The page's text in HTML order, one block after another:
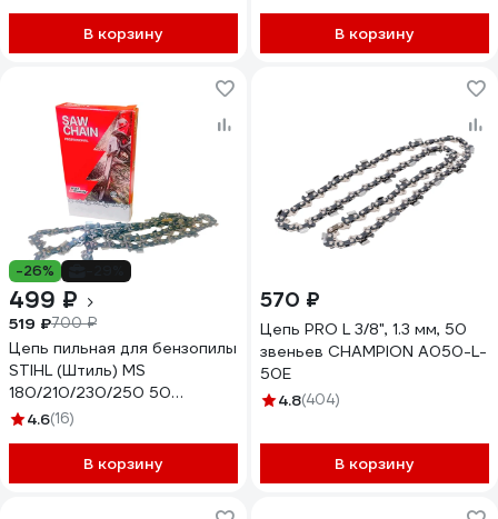
В корзину В корзину
-26%
499 ₽
519 ₽700 ₽
Цепь пильная для бензопилы
STIHL (Штиль) MS
180/210/230/250 50
звеньев (чизельный супер
3/8, шина 14" Unipro 16700-
50
4.6(16)
В корзину
570 ₽
Цепь PRO L 3/8", 1.3 мм, 50
звеньев CHAMPION A050-L-
50E
4.8(404)
В корзину